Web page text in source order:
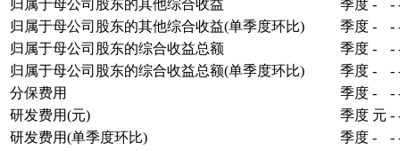
归属于母公司股东的其他综合收益
季度 - -
归属于母公司股东的其他综合收益(单季度环比)
季度 - -
归属于母公司股东的综合收益总额
季度 - -
归属于母公司股东的综合收益总额(单季度环比)
季度 - -
分保费用
季度 - -
研发费用(元)
季度 元 -
研发费用(单季度环比)
季度 - -